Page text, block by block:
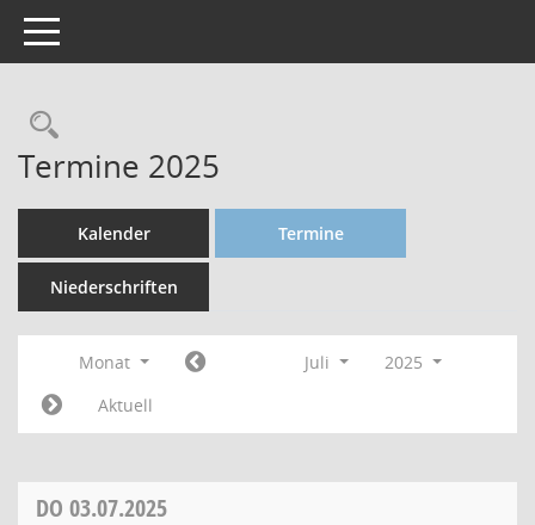
Toggle navigation
Termine 2025
Kalender Termine
Niederschriften
Monat Juli
2025
Aktuell
DO 03.07.2025